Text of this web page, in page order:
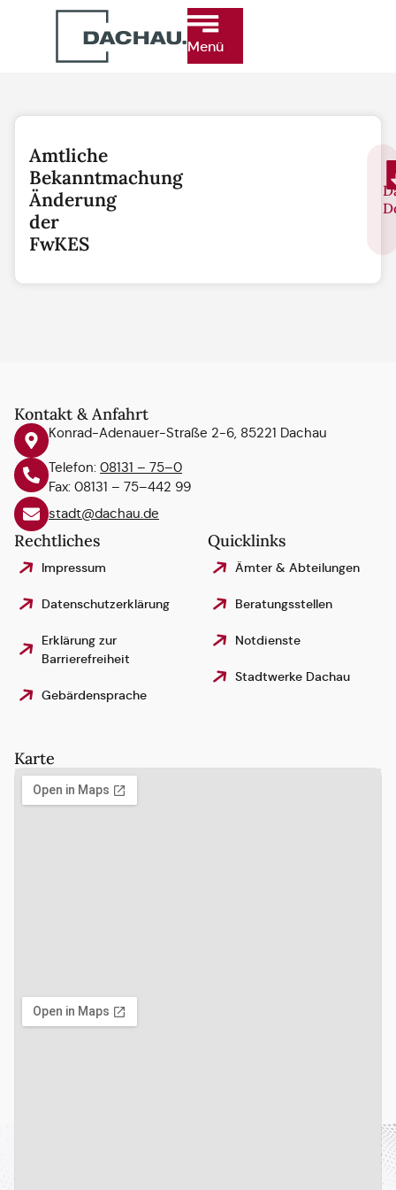
Menü
Amtliche
Bekanntmachung
Änderung
der
FwKES
Kontakt & Anfahrt
Konrad-Adenauer-Straße 2-6, 85221 Dachau
Telefon: 08131 – 75–0
Fax: 08131 – 75–442 99
stadt@dachau.de
Rechtliches
Impressum
Datenschutzerklärung
Erklärung zur
Barrierefreiheit
Gebärdensprache
Quicklinks
Ämter & Abteilungen
Beratungsstellen
Notdienste
Stadtwerke Dachau
Karte